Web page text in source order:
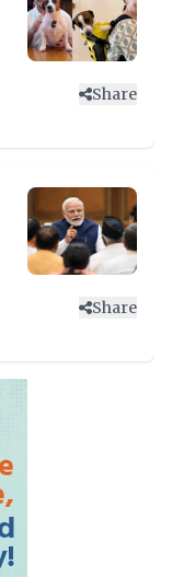
Share
Share